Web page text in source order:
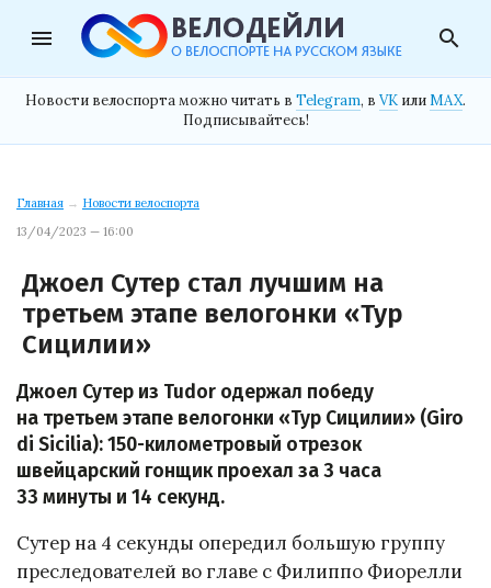
menu search
Новости велоспорта можно читать в Telegram, в VK илиMAX.
Подписывайтесь!
Главная → Новости велоспорта
13/04/2023 — 16:00
Джоел Сутер стал лучшим на
третьем этапе велогонки «Тур
Сицилии»
Джоел Сутер из Tudor одержал победу
на третьем этапе велогонки «Тур Сицилии» (Giro
di Sicilia): 150-километровый отрезок
швейцарский гонщик проехал за 3 часа
33 минуты и 14 секунд.
Сутер на 4 секунды опередил большую группу
преследователей во главе с Филиппо Фиорелли